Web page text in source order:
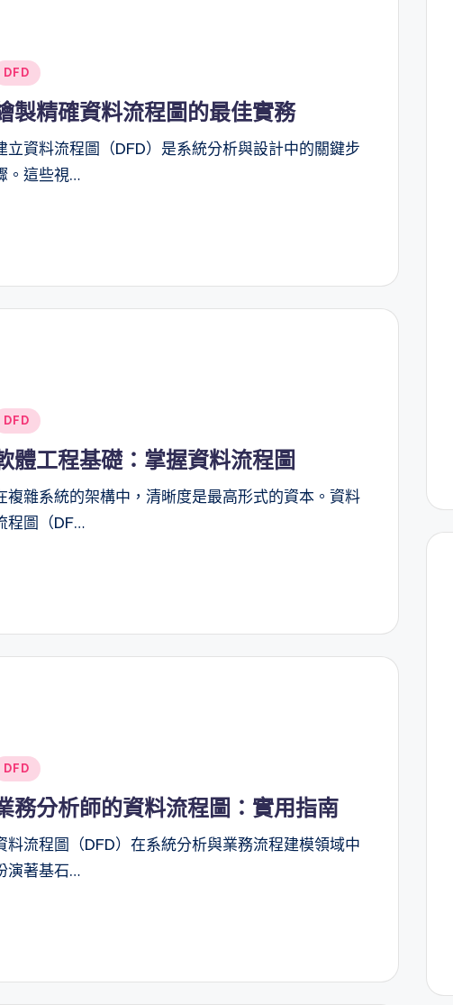
DFD
製精確資料流程圖的最佳實務
立資料流程圖（DFD）是系統分析與設計中的關鍵步
。這些視…
DFD
體工程基礎：掌握資料流程圖
複雜系統的架構中，清晰度是最高形式的資本。資料
程圖（DF…
DFD
務分析師的資料流程圖：實用指南
料流程圖（DFD）在系統分析與業務流程建模領域中
演著基石…